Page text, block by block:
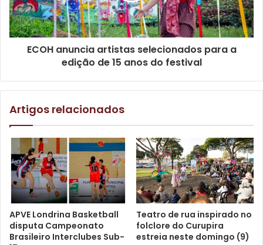
audiodescrição.
Doutores da Alegria. Foto: Divulgação
Nosábado(20), às 10h, a AML Cultural recebe uma mesa-
redonda sobre palhaçaria hospitalar com a participação
ECOH anuncia artistas selecionados para a
edição de 15 anos do festival
Artigos relacionados
APVE Londrina Basketball
disputa Campeonato
Brasileiro Interclubes Sub-
Teatro de rua inspirado no
folclore do Curupira
estreia neste domingo (9)